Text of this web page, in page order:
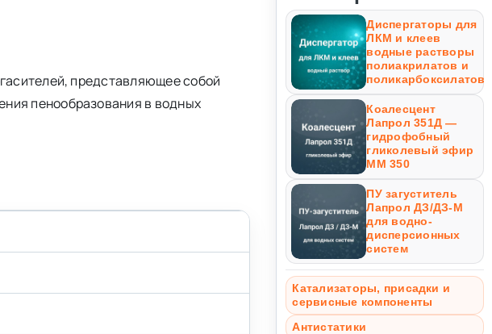
представляющее собой
пенообразования в водных
Диспергаторы для
ЛКМ и клеев
водные растворы
полиакрилатов и
поликарбоксилатов
Коалесцент
Лапрол 351Д —
гидрофобный
гликолевый эфир
ММ 350
ПУ загуститель
Лапрол ДЗ/ДЗ-М
для водно-
дисперсионных
систем
Катализаторы, присадки и
сервисные компоненты
Антистатики